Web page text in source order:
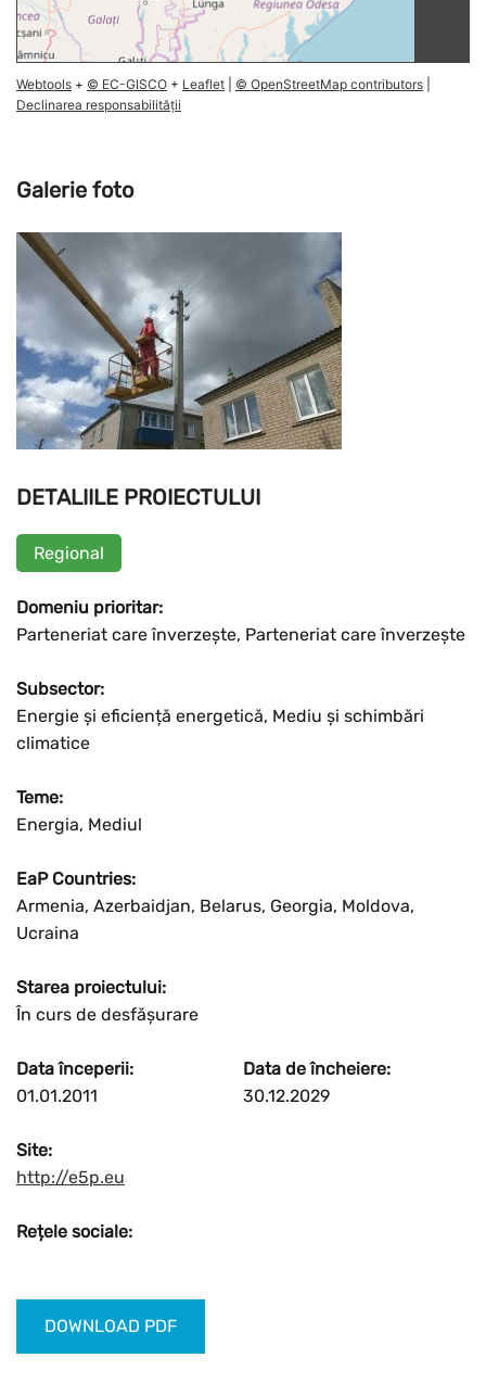
Webtools + © EC-GISCO + Leaflet © OpenStreetMap contributors
Declinarea responsabilității
Galerie foto
DETALIILE PROIECTULUI
Regional
Domeniu prioritar:
Parteneriat care înverzește, Parteneriat care înverzește
Subsector:
Energie și eficiență energetică, Mediu și schimbări
climatice
Teme:
Energia, Mediul
EaP Countries:
Armenia, Azerbaidjan, Belarus, Georgia, Moldova,
Ucraina
Starea proiectului:
În curs de desfășurare
Data începerii:
01.01.2011
Data de încheiere:
30.12.2029
Site:
http://e5p.eu
Rețele sociale:
DOWNLOAD PDF